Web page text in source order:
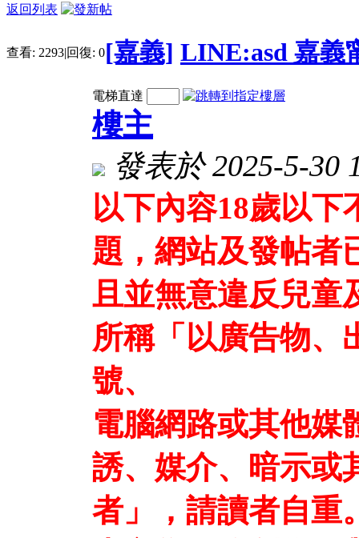
返回列表
查看: 2293|回復: 0[嘉義] LINE:asd 嘉義
電梯直達
樓主
發表於 2025-5-30
以下內容18歲以下
題，網站及發帖者
且並無意違反兒童
所稱「以廣告物、
號、
電腦網路或其他媒
誘、媒介、暗示或
者」，請讀者自重